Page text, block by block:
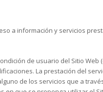
a información y servicios
de usuario del Sitio
La prestación del
de los servicios que a